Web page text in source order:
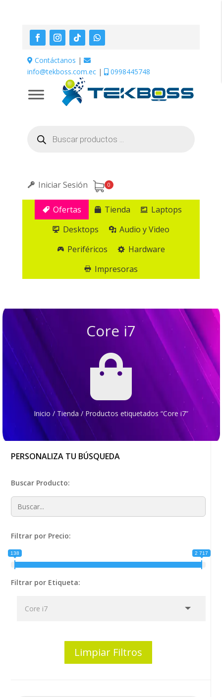
Contáctanos |
info@tekboss.com.ec | 0998445748
productos
Iniciar Sesión 0
Ofertas Tienda
Laptops
Desktops
Audio y Video
Periféricos
Hardware
Impresoras
Core i7

Inicio /Tienda /Productos etiquetados “Core i7”
PERSONALIZA TU BÚSQUEDA
Buscar Producto:
Filtrar por Precio:
138 2 717
Filtrar por Etiqueta:
Limpiar Filtros